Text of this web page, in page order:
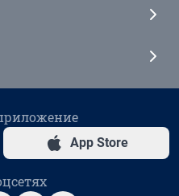
App Store